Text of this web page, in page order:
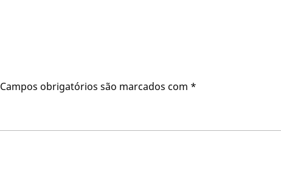
Campos obrigatórios são marcados com *